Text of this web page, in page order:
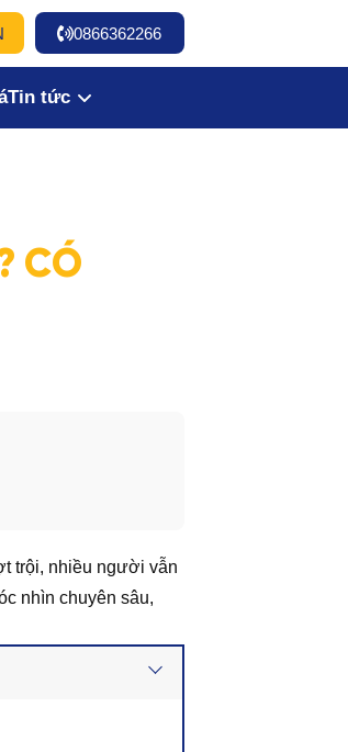
0866362266
Tin tức
CÓ
trội, nhiều người vẫn
nhìn chuyên sâu,